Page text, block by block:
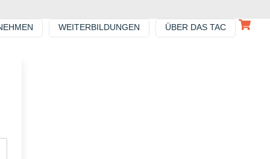
WEITERBILDUNGEN ÜBER DAS TAC